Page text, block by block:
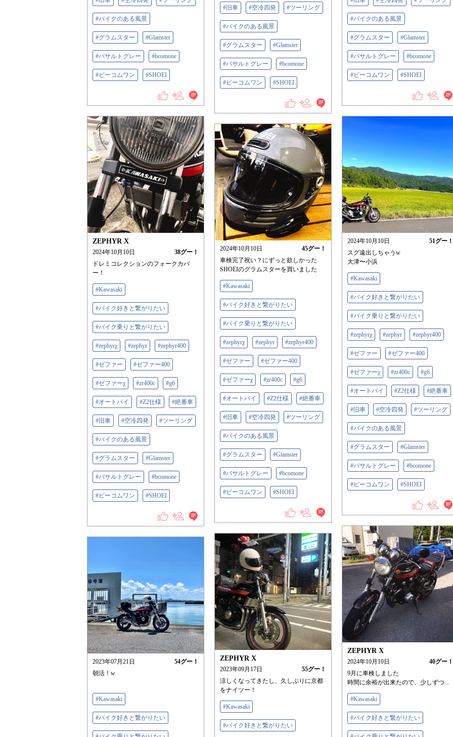
#バイクのある風景
#グラムスター #Glamster
#バサルトグレー #bcomone
#ビーコムワン #SHOEI
#バイクのある風景
#グラムスター #Glamster
#バサルトグレー #bcomone
#ビーコムワン #SHOEI
#旧車 #空冷四発 #ツーリング
#バイクのある風景
#グラムスター #Glamster
#バサルトグレー #bcomone
#ビーコムワン #SHOEI
ZEPHYR X
2024年10月10日 38グー！
ドレミコレクションのフォークカバ
ー！
#Kawasaki
#バイク好きと繋がりたい
#バイク乗りと繋がりたい
#zephyrχ #zephyr #zephyr400
#ゼファー #ゼファー400
#ゼファーχ #zr400c #g6
#オートバイ #Z2仕様 #絶番車
#旧車 #空冷四発 #ツーリング
#バイクのある風景
#グラムスター #Glamster
#バサルトグレー #bcomone
#ビーコムワン #SHOEI
2024年10月10日 51グー！
スグ遠出しちゃうw
大津〜小浜
#Kawasaki
#バイク好きと繋がりたい
#バイク乗りと繋がりたい
#zephyrχ #zephyr #zephyr400
#ゼファー #ゼファー400
#ゼファーχ #zr400c #g6
#オートバイ #Z2仕様 #絶番車
#旧車 #空冷四発 #ツーリング
#バイクのある風景
#グラムスター #Glamster
#バサルトグレー #bcomone
#ビーコムワン #SHOEI
2024年10月10日 45グー！
車検完了祝い？にずっと欲しかった
SHOEIのグラムスターを買いました
#Kawasaki
#バイク好きと繋がりたい
#バイク乗りと繋がりたい
#zephyrχ #zephyr #zephyr400
#ゼファー #ゼファー400
#ゼファーχ #zr400c #g6
#オートバイ #Z2仕様 #絶番車
#旧車 #空冷四発 #ツーリング
#バイクのある風景
#グラムスター #Glamster
#バサルトグレー #bcomone
#ビーコムワン #SHOEI
ZEPHYR X
2024年10月10日 40グー！
9月に車検しました
時間に余裕が出来たので、少しずつ...
#Kawasaki
#バイク好きと繋がりたい
ZEPHYR X
2023年09月17日 55グー！
涼しくなってきたし、久しぶりに京都
をナイツー！
#Kawasaki
#バイク好きと繋がりたい
2023年07月21日 54グー！
朝活！w
#Kawasaki
#バイク好きと繋がりたい